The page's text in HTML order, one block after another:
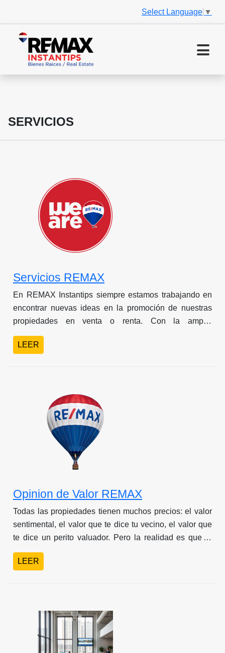
Select Language ▼
SERVICIOS
Servicios REMAX
En REMAX Instantips siempre estamos trabajando en
encontrar nuevas ideas en la promoción de nuestras
propiedades en venta o renta. Con la amplia
experiencia de nuestro Bróker y las ideas innovadoras
de nuestro Gerente y Asociados podemos decir que
LEER
Opinion de Valor REMAX
Todas las propiedades tienen muchos precios: el valor
sentimental, el valor que te dice tu vecino, el valor que
te dice un perito valuador. Pero la realidad es que el
MERCADO dicta el precio correcto; Conoce el precio
real de tu inmueble, segun las condiciones actuales del
LEER